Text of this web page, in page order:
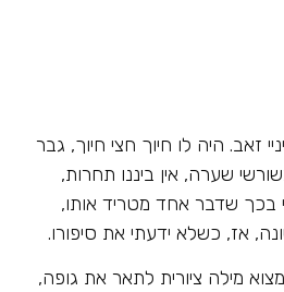
זאב. היה לו חיוך חצי חיוך, גבר
שערה, אין ביננו תחרות,
בכך שדבר אחד מטריד אותו,
אז, כשלא ידעתי את סיפורו.
מילה ציורית לתאר את גופה,